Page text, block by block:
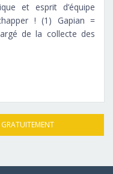
et esprit d’équipe
! (1) Gapian =
de la collecte des